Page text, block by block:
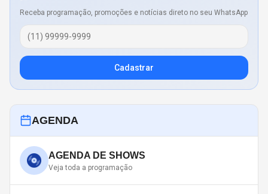
Receba programação, promoções e notícias direto no seu WhatsApp
Cadastrar
AGENDA
AGENDA DE SHOWS
Veja toda a programação